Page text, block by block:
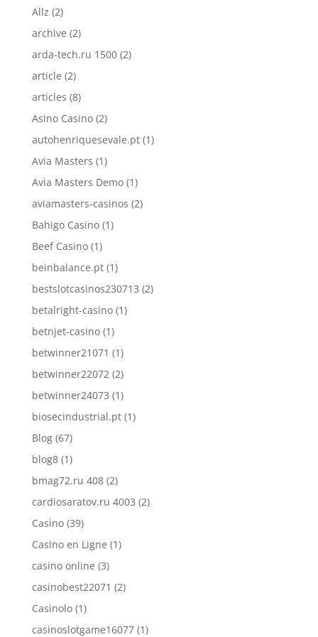
Allz (2)
archive (2)
arda-tech.ru 1500(2)
article (2)
articles (8)
Asino Casino(2)
autohenriquesevale.pt(1)
Avia Masters (1)
Avia Masters Demo(1)
aviamasters-casinos (2)
Bahigo Casino(1)
Beef Casino(1)
beinbalance.pt(1)
bestslotcasinos230713 (2)
betalright-casino(1)
betnjet-casino(1)
betwinner21071 (1)
betwinner22072(2)
betwinner24073 (1)
biosecindustrial.pt(1)
Blog(67)
blog8(1)
bmag72.ru 408(2)
cardiosaratov.ru 4003 (2)
Casino(39)
Casino en Ligne (1)
casino online (3)
casinobest22071 (2)
Casinolo(1)
casinoslotgame16077(1)